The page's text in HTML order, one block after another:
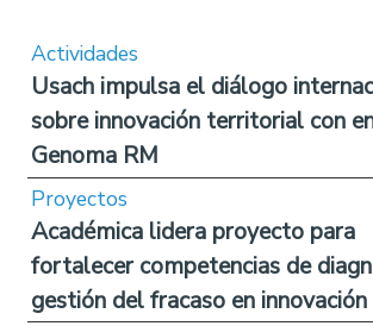
Actividades
Usach impulsa el diálogo
sobre innovación territorial con
Genoma RM
Proyectos
Académica lidera proyecto para
fortalecer competencias de
gestión del fracaso en innovación